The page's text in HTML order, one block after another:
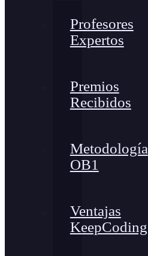
Profesores
Expertos
Premios
Recibidos
Metodología
OB1
Ventajas
KeepCoding